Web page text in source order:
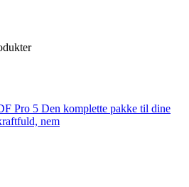
Pro 5 Den komplette pakke til dine
nem